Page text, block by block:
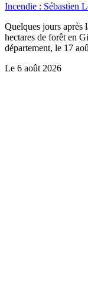
Incendie : Sébastien
Quelques jours après
hectares de forêt en
département, le 17
Le 6 août 2026